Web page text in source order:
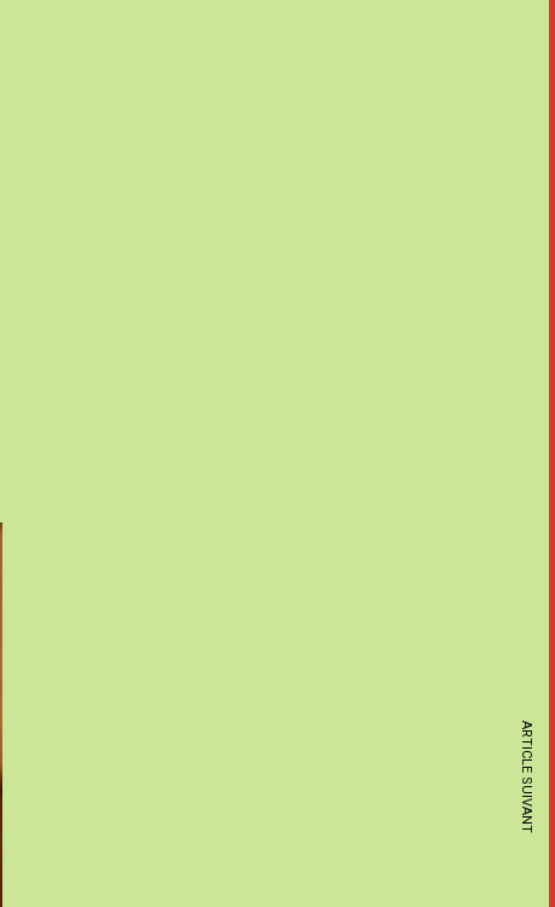
ARTICLE SUIVANT